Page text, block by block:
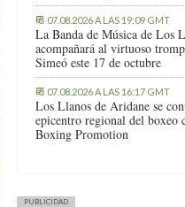
07.08.2026 A LAS 19:09 GMT
La Banda de Música de Los
acompañará al virtuoso
Simeó este 17 de octubre
07.08.2026 A LAS 16:17 GMT
Los Llanos de Aridane se
epicentro regional del boxeo
Boxing Promotion
PUBLICIDAD